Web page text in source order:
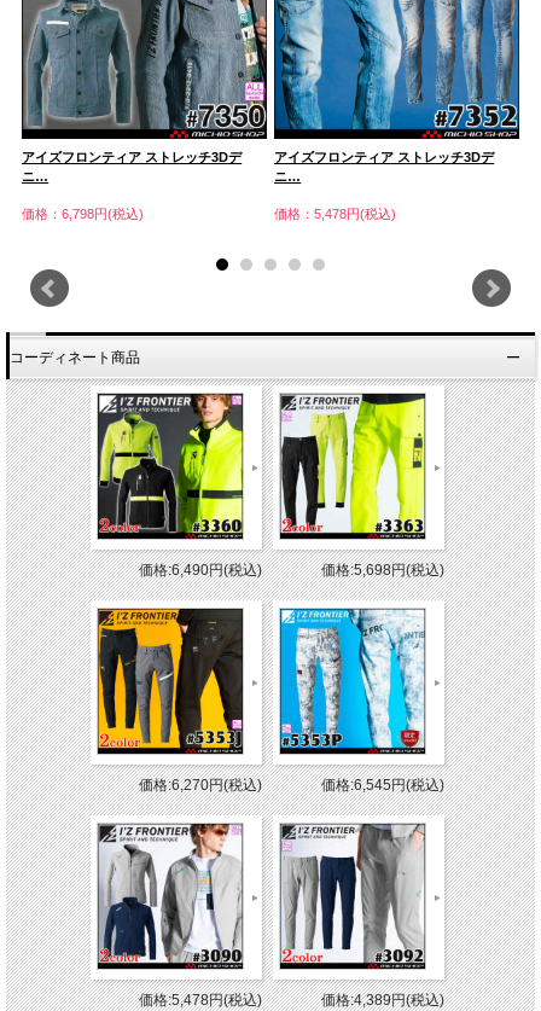
アイズフロンティア ストレッチ3Dデ
ニ…
価格：6,798円(税込)
アイズフロンティア ストレッチ3Dデ
ニ…
価格：5,478円(税込)
コーディネート商品
価格:6,490円(税込) 価格:5,698円(税込)
価格:6,270円(税込) 価格:6,545円(税込)
価格:5,478円(税込) 価格:4,389円(税込)